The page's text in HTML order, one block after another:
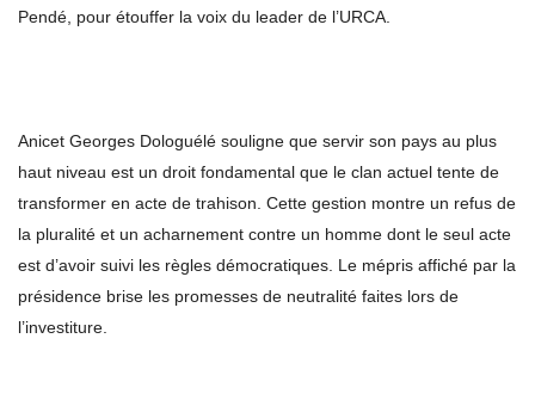
Pendé, pour étouffer la voix du leader de l’URCA.
Anicet Georges Dologuélé souligne que servir son pays au plus
haut niveau est un droit fondamental que le clan actuel tente de
transformer en acte de trahison. Cette gestion montre un refus de
la pluralité et un acharnement contre un homme dont le seul acte
est d’avoir suivi les règles démocratiques. Le mépris affiché par la
présidence brise les promesses de neutralité faites lors de
l’investiture.